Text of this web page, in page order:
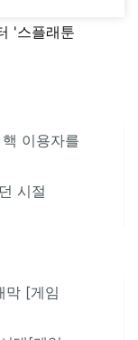
'스플래툰
이용자를
시절
막 [게임